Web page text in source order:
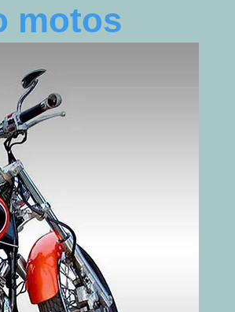
motos